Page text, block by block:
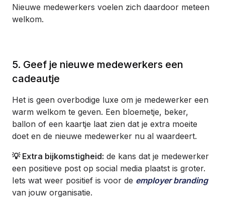
Nieuwe medewerkers voelen zich daardoor meteen
welkom.
5. Geef je nieuwe medewerkers een
cadeautje
Het is geen overbodige luxe om je medewerker een
warm welkom te geven. Een bloemetje, beker,
ballon of een kaartje laat zien dat je extra moeite
doet en de nieuwe medewerker nu al waardeert.
💡 Extra bijkomstigheid: de kans dat je medewerker
een positieve post op social media plaatst is groter.
Iets wat weer positief is voor de employer branding
van jouw organisatie.